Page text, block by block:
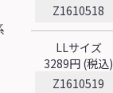
Z1610518
LLサイズ
3289円 (税込)
Z1610519